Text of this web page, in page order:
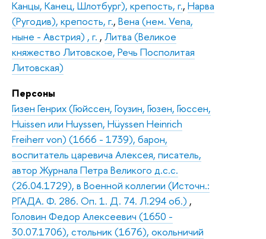
Канцы, Канец, Шлотбург), крепость, г., Нарва
(Ругодив), крепость, г., Вена (нем. Vena,
ныне - Австрия) , г. , Литва (Великое
княжество Литовское, Речь Посполитая
Литовская)
Персоны
Гизен Генрих (Гюйссен, Гоузин, Гюзен, Гюссен,
Huissen или Huyssen, Hüyssen Heinrich
Freiherr von) (1666 - 1739), барон,
воспитатель царевича Алексея, писатель,
автор Журнала Петра Великого д.с.с.
(26.04.1729), в Военной коллегии (Источн.:
РГАДА. Ф. 286. Оп. 1. Д. 74. Л.294 об.) ,
Головин Федор Алексеевич (1650 -
30.07.1706), стольник (1676), окольничий